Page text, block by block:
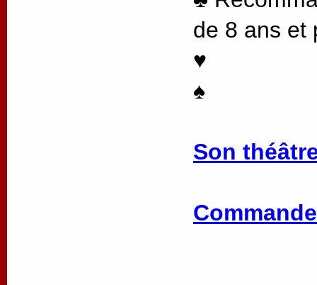
de 8 ans et
♥
♠
Son